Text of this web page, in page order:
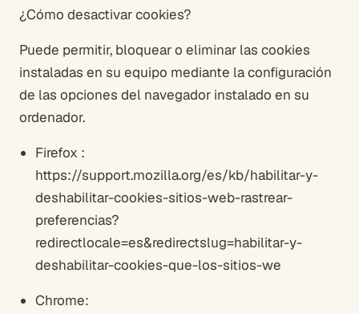
¿Cómo desactivar cookies?
Puede permitir, bloquear o eliminar las cookies
instaladas en su equipo mediante la configuración
de las opciones del navegador instalado en su
ordenador.
Firefox :
https://support.mozilla.org/es/kb/habilitar-y-
deshabilitar-cookies-sitios-web-rastrear-
preferencias?
redirectlocale=es&redirectslug=habilitar-y-
deshabilitar-cookies-que-los-sitios-we
Chrome: